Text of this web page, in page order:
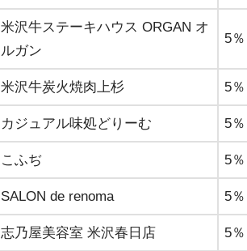
米沢牛ステーキハウス ORGAN オ
ルガン
5％
米沢牛炭火焼肉上杉 5％
カジュアル味処どりーむ 5％
こふぢ 5％
SALON de renoma 5％
志乃屋美容室 米沢春日店 5％